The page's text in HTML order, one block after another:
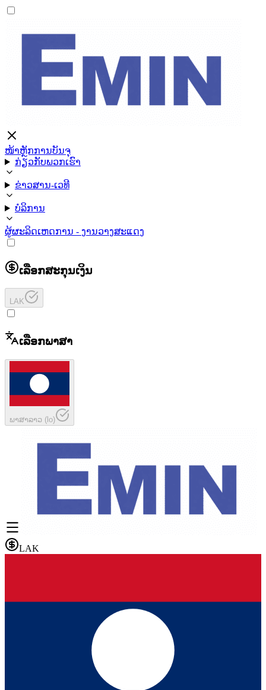
ໜ້າຫຼັກການບັນຈຸ
ກ່ຽວກັບພວກເຮົາ
ຂ່າວສານ-ເວທີ
ບໍລິການ
ຜູ້ຜະລິດເຫດການ - ງານວາງສະແດງ
ເລືອກສະກຸນເງິນ
LAK
ເລືອກພາສາ
ພາສາລາວ (lo)
LAK